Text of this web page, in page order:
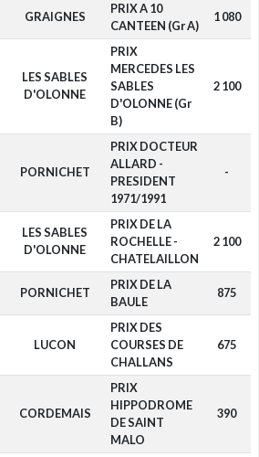
GRAIGNES
PRIX A 10
CANTEEN (Gr A)
1 080
LES SABLES
D'OLONNE
PRIX
MERCEDES LES
SABLES
D'OLONNE (Gr
B)
2 100
PORNICHET
PRIX DOCTEUR
ALLARD -
PRESIDENT
1971/1991
-
LES SABLES
D'OLONNE
PRIX DE LA
ROCHELLE -
CHATELAILLON
2 100
PORNICHET
PRIX DE LA
BAULE
875
LUCON
PRIX DES
COURSES DE
CHALLANS
675
CORDEMAIS
PRIX
HIPPODROME
DE SAINT
MALO
390